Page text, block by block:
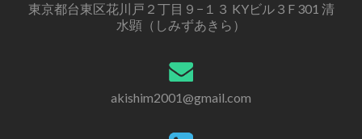
東京都台東区花川戸２丁目９−１３ KYビル３F 301 清
水顕（しみずあきら）
akishim2001@gmail.com